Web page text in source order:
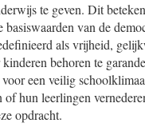
te geven. Dit
basiswaarden van de
als vrijheid,
behoren te
een veilig
hun leerlingen
opdracht.